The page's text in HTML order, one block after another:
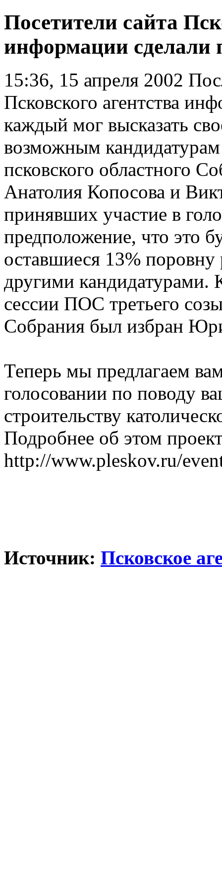
Посетители сайта
информации сделали
15:36, 15 апреля 2002
Псковского агентства
каждый мог высказать
возможным кандидатурам
псковского областного
Анатолия Копосова и
принявших участие в
предположение, что это
оставшиеся 13%
другими кандидатурами.
сессии ПОС третьего
Собрания был избран
Теперь мы предлагаем
голосовании по поводу
строительству
Подробнее об этом
http://www.pleskov.ru/
Источник: Псковское